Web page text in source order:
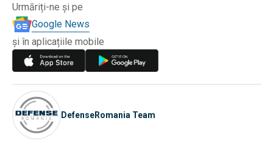
Urmăriți-ne și pe
Google News
și în aplicațiile mobile
DefenseRomania Team